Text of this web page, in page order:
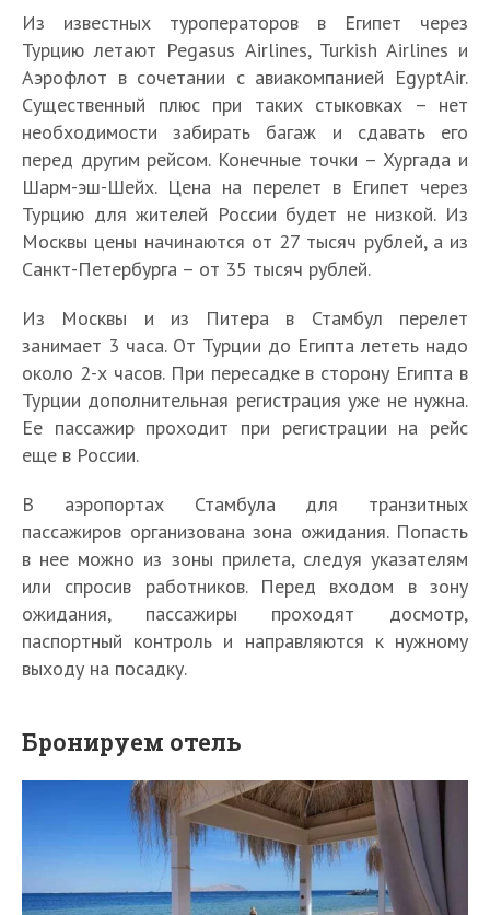
Из известных туроператоров в Египет через
Турцию летают Pegasus Airlines, Turkish Airlines и
Аэрофлот в сочетании с авиакомпанией EgyptAir.
Существенный плюс при таких стыковках – нет
необходимости забирать багаж и сдавать его
перед другим рейсом. Конечные точки – Хургада и
Шарм-эш-Шейх. Цена на перелет в Египет через
Турцию для жителей России будет не низкой. Из
Москвы цены начинаются от 27 тысяч рублей, а из
Санкт-Петербурга – от 35 тысяч рублей.
Из Москвы и из Питера в Стамбул перелет
занимает 3 часа. От Турции до Египта лететь надо
около 2-х часов. При пересадке в сторону Египта в
Турции дополнительная регистрация уже не нужна.
Ее пассажир проходит при регистрации на рейс
еще в России.
В аэропортах Стамбула для транзитных
пассажиров организована зона ожидания. Попасть
в нее можно из зоны прилета, следуя указателям
или спросив работников. Перед входом в зону
ожидания, пассажиры проходят досмотр,
паспортный контроль и направляются к нужному
выходу на посадку.
Бронируем отель